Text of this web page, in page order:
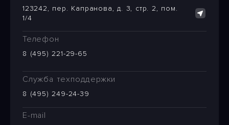
123242, пер. Капранова, д. 3, стр. 2, пом.
1/4
Телефон
8 (495) 221-29-65
Служба техподдержки
8 (495) 249-24-39
E-mail